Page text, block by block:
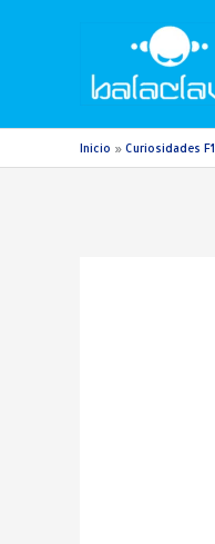
conteúdo
Início Curiosidades F1